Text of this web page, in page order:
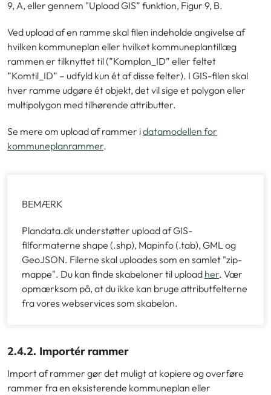
9, A, eller gennem "Upload GIS” funktion, Figur 9, B.
Ved upload af en ramme skal filen indeholde angivelse af
hvilken kommuneplan eller hvilket kommuneplantillæg
rammen er tilknyttet til (”Komplan_ID” eller feltet
”Komtil_ID” – udfyld kun ét af disse felter). I GIS-filen skal
hver ramme udgøre ét objekt, det vil sige et polygon eller
multipolygon med tilhørende attributter.
Se mere om upload af rammer idatamodellen for
kommuneplanrammer.
BEMÆRK
Plandata.dk understøtter upload af GIS-
filformaterne shape (.shp), Mapinfo (.tab), GML og
GeoJSON. Filerne skal uploades som en samlet "zip-
mappe". Du kan finde skabeloner til upload her. Vær
opmærksom på, at du ikke kan bruge attributfelterne
fra vores webservices som skabelon.
2.4.2. Importér rammer
Import af rammer gør det muligt at kopiere og overføre
rammer fra en eksisterende kommuneplan eller